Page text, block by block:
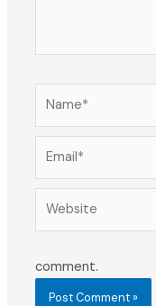
comment.